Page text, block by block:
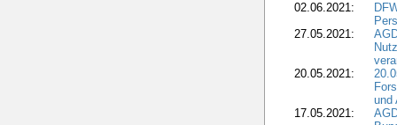
02.06.2021:
27.05.2021:
20.05.2021:
und
17.05.2021: